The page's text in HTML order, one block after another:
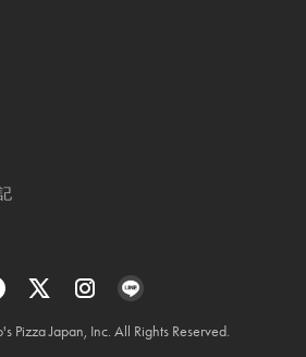
Pizza Japan, Inc. All Rights Reserved.